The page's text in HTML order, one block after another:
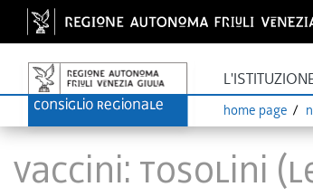
home page
Vaccini: Tosolini